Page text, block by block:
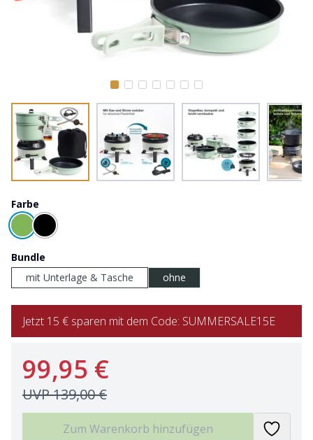
Farbe
Bundle
mit Unterlage & Tasche
ohne
Jetzt 15 € sparen mit dem Code: SUMMERSALE15E
99,95 €
UVP139,00 €
Zum Warenkorb hinzufügen